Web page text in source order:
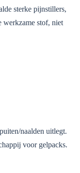
sterke pijnstillers,
werkzame stof, niet
naalden uitlegt.
voor gelpacks.